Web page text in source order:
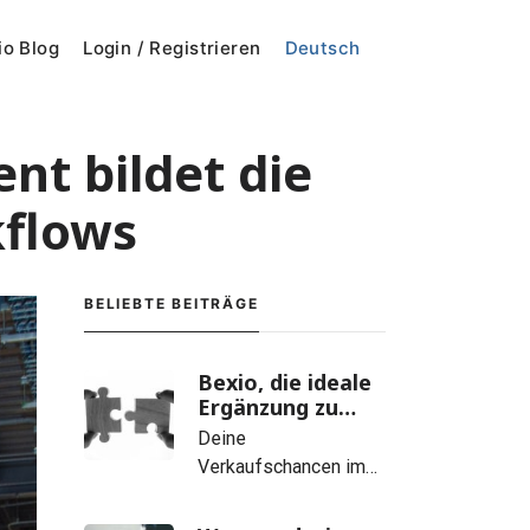
Blog Login / Registrieren Deutsch
bildet die
BELIEBTE BEITRÄGE
Bexio, die ideale
Ergänzung zu
brolio
Deine
Verkaufschancen im
Brolio ermöglicht